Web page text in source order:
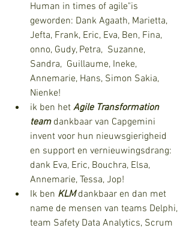
Human in times of agile"is
geworden: Dank Agaath, Marietta,
Jefta, Frank, Eric, Eva, Ben, Fina,
onno, Gudy, Petra,  Suzanne,
Sandra,  Guillaume, Ineke,
Annemarie, Hans, Simon Sakia,
Nienke!
ik ben het Agile Transformation
team dankbaar van Capgemini
invent voor hun nieuwsgierigheid
en support en vernieuwingsdrang:
dank Eva, Eric, Bouchra, Elsa,
Annemarie, Tessa, Jop!
Ik ben KLM dankbaar en dan met
name de mensen van teams Delphi,
team Safety Data Analytics, Scrum